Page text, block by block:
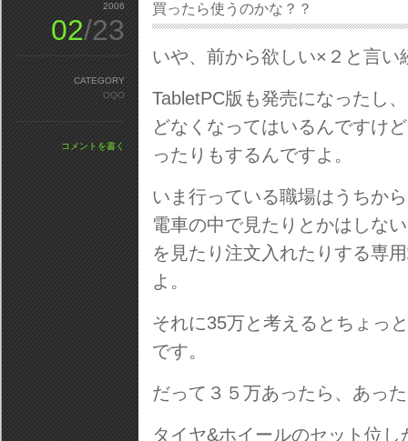
買ったら使うのかな？？
いや、前から欲しい×２と言
TabletPC版も発売になったし
どなくなってはいるんですけ
ったりもするんですよ。
いま行っている職場はうちか
電車の中で見たりとかはしな
を見たり注文入れたりする専
よ。
それに35万と考えるとちょっ
です。
だって３５万あったら、あっ
タイヤ&ホイールのセット位
2006
02/23
CATEGORY
OQO
コメントを書く